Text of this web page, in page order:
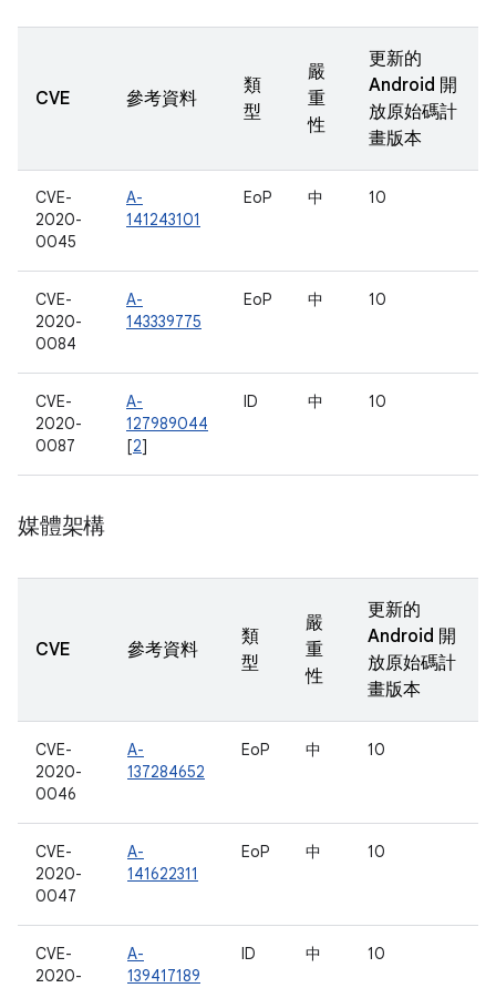
CVE 參考資料
類
型
嚴
重
性
更新的
Android 開
放原始碼計
畫版本
CVE-
2020-
0045
A-
141243101
EoP 中 10
CVE-
2020-
0084
A-
143339775
EoP 中 10
CVE-
2020-
0087
A-
127989044
[2]
ID 中 10
媒體架構
CVE 參考資料
類
型
嚴
重
性
更新的
Android 開
放原始碼計
畫版本
CVE-
2020-
0046
A-
137284652
EoP 中 10
CVE-
2020-
0047
A-
141622311
EoP 中 10
CVE-
2020-
A-
139417189
ID 中 10